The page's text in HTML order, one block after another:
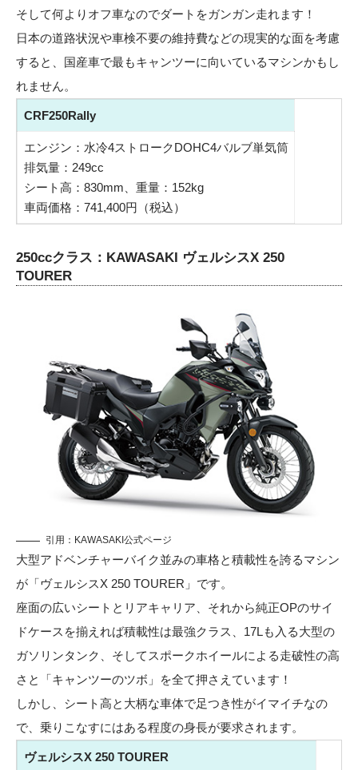
そして何よりオフ車なのでダートをガンガン走れます！
日本の道路状況や車検不要の維持費などの現実的な面を考慮
すると、国産車で最もキャンツーに向いているマシンかもし
れません。
CRF250Rally
エンジン：水冷4ストロークDOHC4バルブ単気筒
排気量：249cc
シート高：830mm、重量：152kg
車両価格：741,400円（税込）
250ccクラス：KAWASAKI ヴェルシスX 250
TOURER
引用： KAWASAKI公式ページ
大型アドベンチャーバイク並みの車格と積載性を誇るマシン
が「ヴェルシスX 250 TOURER」です。
座面の広いシートとリアキャリア、それから純正OPのサイ
ドケースを揃えれば積載性は最強クラス、17Lも入る大型の
ガソリンタンク、そしてスポークホイールによる走破性の高
さと「キャンツーのツボ」を全て押さえています！
しかし、シート高と大柄な車体で足つき性がイマイチなの
で、乗りこなすにはある程度の身長が要求されます。
ヴェルシスX 250 TOURER